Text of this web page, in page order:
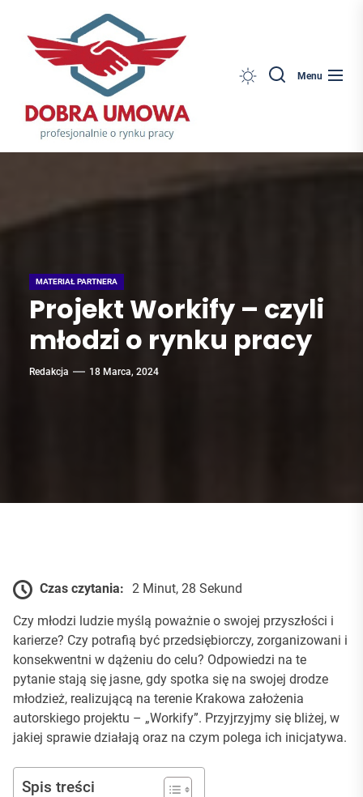
SearchMenu
MATERIAŁ PARTNERA
Projekt Workify – czyli
młodzi o rynku pracy
Redakcja 18 Marca, 2024
Czas czytania: 2 Minut, 28 Sekund
Czy młodzi ludzie myślą poważnie o swojej przyszłości i
karierze? Czy potrafią być przedsiębiorczy, zorganizowani i
konsekwentni w dążeniu do celu? Odpowiedzi na te
pytanie stają się jasne, gdy spotka się na swojej drodze
młodzież, realizującą na terenie Krakowa założenia
autorskiego projektu – „Workify”. Przyjrzyjmy się bliżej, w
jakiej sprawie działają oraz na czym polega ich inicjatywa.
Spis treści